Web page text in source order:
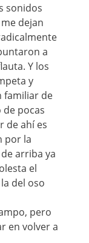
sonidos
dejan
a
Y los
y
familiar de
pocas
de ahí es
por la
arriba ya
el
del oso
pero
en volver a